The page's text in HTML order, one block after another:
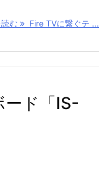
む Fire TVに繋ぐテ ...
ード「IS-